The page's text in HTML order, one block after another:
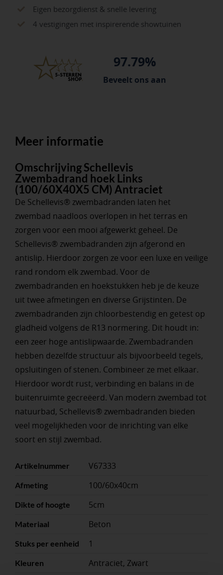
Eigen bezorgdienst & snelle levering
4 vestigingen met inspirerende showtuinen
97.79%
Beveelt ons aan
Meer informatie
Omschrijving Schellevis
Zwembadrand hoek Links
(100/60X40X5 CM) Antraciet
De Schellevis® zwembadranden laten het
zwembad naadloos overlopen in het terras en
zorgen voor een mooi afgewerkt geheel. De
Schellevis® zwembadranden zijn afgerond en
antislip. Hierdoor zorgen ze voor een luxe en veilige
rand rondom elk zwembad. Voor de
zwembadranden en hoekstukken heb je de keuze
uit twee afmetingen en diverse Grijstinten. De
zwembadranden zijn chloorbestendig en getest op
gladheid volgens de R13 normering. Dit houdt in:
een zeer hoge antislipwaarde. Zwembadranden
hebben dezelfde structuur als bijvoorbeeld tegels,
opsluitingen of stenen. Combineer ze met elkaar.
Hierdoor wordt rust, verbinding en balans in de
buitenruimte gecreëerd. Van modern zwembad tot
natuurbad, Schellevis® zwembadranden bieden
veel mogelijkheden voor de inrichting van elke
soort en stijl zwembad.
Artikelnummer V67333
Afmeting 100/60x40cm
Dikte of hoogte 5cm
Materiaal Beton
Stuks per eenheid 1
Kleuren Antraciet, Zwart